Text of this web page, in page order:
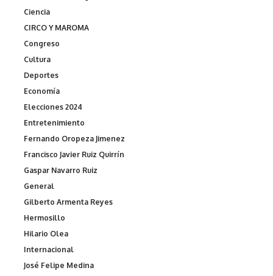
Ciencia
CIRCO Y MAROMA
Congreso
Cultura
Deportes
Economía
Elecciones 2024
Entretenimiento
Fernando Oropeza Jimenez
Francisco Javier Ruiz Quirrín
Gaspar Navarro Ruiz
General
Gilberto Armenta Reyes
Hermosillo
Hilario Olea
Internacional
José Felipe Medina